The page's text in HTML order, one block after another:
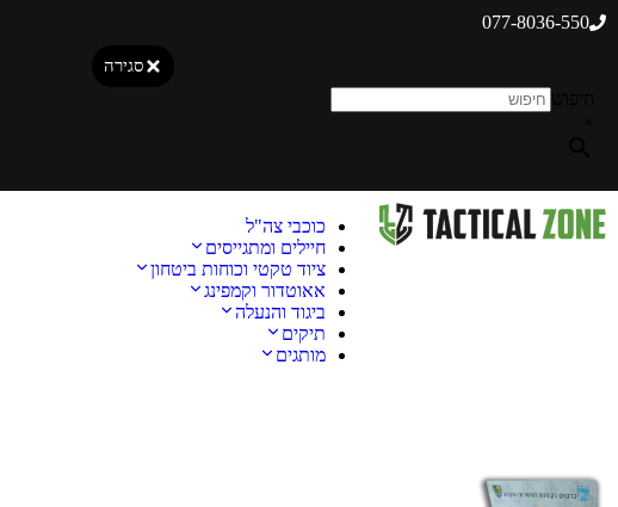
077-8036-550
סגירה
כוכבי צה"ל
חיילים ומתגייסים
ציוד טקטי וכוחות ביטחון
אאוטדור וקמפינג
ביגוד והנעלה
תיקים
מותגים